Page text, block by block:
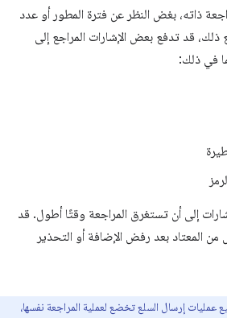
ذاته، بغض النظر عن فترة المطور أو عدد
قد تدفع بعض الإشارات المراجع إلى
في ذلك:
إلى أن تستغرق المراجعة وقتًا أطول. قد
المعتاد بعد رفض الإضافة أو التحذير
عمليات إرسال السلع تخضع لعملية المراجعة نفسها،